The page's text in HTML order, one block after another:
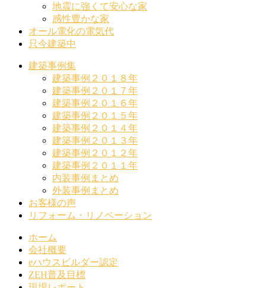
地震に強くて安心な家
感性豊かな家
オール電化の電気代
只今建築中
建築事例集
建築事例２０１８年
建築事例２０１７年
建築事例２０１６年
建築事例２０１５年
建築事例２０１４年
建築事例２０１３年
建築事例２０１２年
建築事例２０１１年
内装事例まとめ
外装事例まとめ
お客様の声
リフォーム・リノベーション
ホーム
会社概要
eハウスビルダー認定
ZEH普及目標